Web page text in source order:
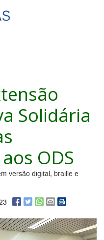
Solidária
ODS
versão digital, braille e